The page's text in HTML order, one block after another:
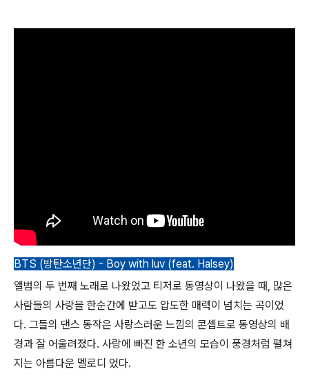
BTS (방탄소년단) - Boy with luv (feat. Halsey)
앨범의 두 번째 노래로 나왔었고 티저로 동영상이 나왔을 때, 많은
사람들의 사랑을 한순간에 받고도 압도한 매력이 넘치는 곡이었
다. 그들의 댄스 동작은 사랑스러운 느낌의 콘셉트로 동영상의 배
경과 잘 어울려졌다. 사랑에 빠진 한 소년의 모습이 풍경처럼 펼쳐
지는 아름다운 멜로디 었다.